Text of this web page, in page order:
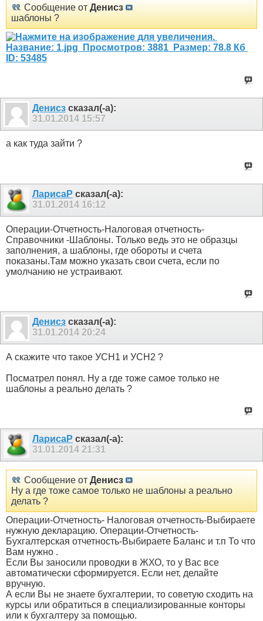
Сообщение от Денисз
шаблоны ?
Денисз сказал(-а):
31.01.2014 15:57
а как туда зайти ?
ЛарисаР сказал(-а):
31.01.2014 16:12
Операции-Отчетность-Налоговая отчетность-
Справочники -Шаблоны. Только ведь это не образцы
заполнения, а шаблоны, где обороты и счета
показаны.Там можно указать свои счета, если по
умолчанию не устраивают.
Денисз сказал(-а):
31.01.2014 20:24
А скажите что такое УСН1 и УСН2 ?
Посматрел понял. Ну а где тоже самое только не
шаблоны а реально делать ?
ЛарисаР сказал(-а):
31.01.2014 21:31
Сообщение от Денисз
Ну а где тоже самое только не шаблоны а реально
делать ?
Операции-Отчетность- Налоговая отчетность-Выбираете
нужную декларацию. Операции-Отчетность-
Бухгалтерская отчетность-Выбираете Баланс и т.п То что
Вам нужно .
Если Вы заносили проводки в ЖХО, то у Вас все
автоматически сформируется. Если нет, делайте
вручную.
А если Вы не знаете бухгалтерии, то советую сходить на
курсы или обратиться в специализированные конторы
или к бухгалтеру за помощью.